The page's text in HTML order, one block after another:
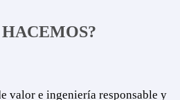
HACEMOS?
valor e ingeniería responsable y